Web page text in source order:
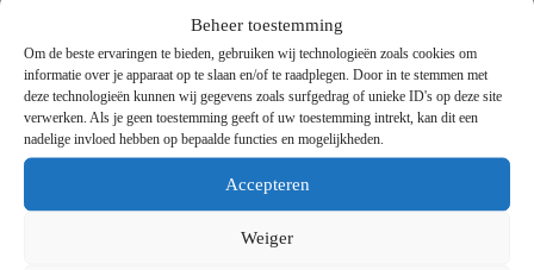
Beheer toestemming
Om de beste ervaringen te bieden, gebruiken wij technologieën zoals cookies om
informatie over je apparaat op te slaan en/of te raadplegen. Door in te stemmen met
deze technologieën kunnen wij gegevens zoals surfgedrag of unieke ID's op deze site
verwerken. Als je geen toestemming geeft of uw toestemming intrekt, kan dit een
nadelige invloed hebben op bepaalde functies en mogelijkheden.
Accepteren
Weiger
LAN Formulier